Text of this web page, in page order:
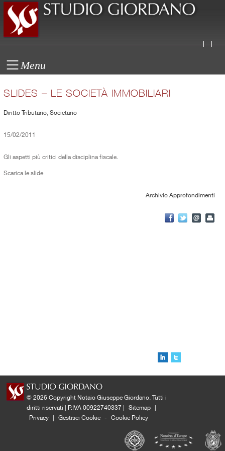
Menu
SLIDES – LE SOCIETÀ IMMOBILIARI
Diritto Tributario, Societario
15/02/2011
Gli aspetti più critici della disciplina fiscale.
Scarica le slide
Archivio Approfondimenti
© 2026 Copyright Notaio Giuseppe Giordano. Tutti i
diritti riservati | P.IVA 00922740337 |
Sitemap |
Privacy | Gestisci Cookie - Cookie Policy